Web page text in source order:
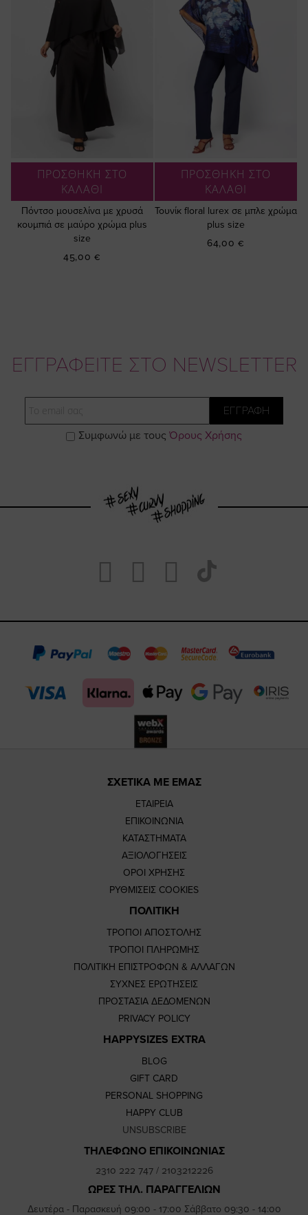
ΠΡΟΣΘΗΚΗ ΣΤΟ
ΚΑΛΑΘΙ
Πόντσο μουσελίνα με χρυσά
κουμπιά σε μαύρο χρώμα plus
size
45,00 €
ΠΡΟΣΘΗΚΗ ΣΤΟ
ΚΑΛΑΘΙ
Τουνίκ floral lurex σε μπλε χρώμα
plus size
64,00 €
ΕΓΓΡΑΦΕΙΤΕ ΣΤΟ NEWSLETTER
ΕΓΓΡΑΦΗ
Συμφωνώ με τους Όρους Χρήσης
Visit
https://
page
Visit
https://
page
Visit
https://
page
our
TikTok
page
ΣΧΕΤΙΚΑ ΜΕ ΕΜΑΣ
ΕΤΑΙΡΕΙΑ
ΕΠΙΚΟΙΝΩΝΙΑ
ΚΑΤΑΣΤΗΜΑΤΑ
ΑΞΙΟΛΟΓΗΣΕΙΣ
ΟΡΟΙ ΧΡΗΣΗΣ
ΡΥΘΜΙΣΕΙΣ COOKIES
ΠΟΛΙΤΙΚΗ
ΤΡΟΠΟΙ ΑΠΟΣΤΟΛΗΣ
ΤΡΟΠΟΙ ΠΛΗΡΩΜΗΣ
ΠΟΛΙΤΙΚΗ ΕΠΙΣΤΡΟΦΩΝ & ΑΛΛΑΓΩΝ
ΣΥΧΝΕΣ ΕΡΩΤΗΣΕΙΣ
ΠΡΟΣΤΑΣΙΑ ΔΕΔΟΜΕΝΩΝ
PRIVACY POLICY
HAPPYSIZES EXTRA
BLOG
GIFT CARD
PERSONAL SHOPPING
HAPPY CLUB
UNSUBSCRIBE
ΤΗΛΕΦΩΝΟ ΕΠΙΚΟΙΝΩΝΙΑΣ
2310 222 747/ 2103212226
ΩΡΕΣ ΤΗΛ. ΠΑΡΑΓΓΕΛΙΩΝ
Δευτέρα - Παρασκευή 09:00 - 17:00 Σάββατο 09:30 - 14:00